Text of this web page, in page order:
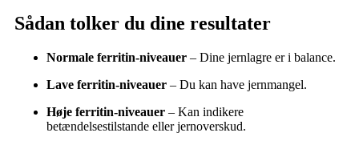
Sådan tolker du dine resultater
Normale ferritin-niveauer – Dine jernlagre er i balance.
Lave ferritin-niveauer – Du kan have jernmangel.
Høje ferritin-niveauer – Kan indikere
betændelsestilstande eller jernoverskud.